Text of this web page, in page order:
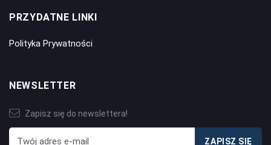
PRZYDATNE LINKI
Polityka Prywatności
NEWSLETTER
Zapisz się do newslettera!